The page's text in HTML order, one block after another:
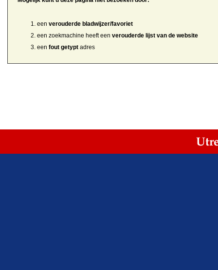
een verouderde bladwijzer/favoriet
een zoekmachine heeft een verouderde lijst van de website
een fout getypt adres